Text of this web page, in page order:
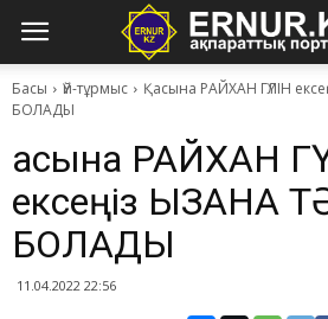
Басы Үй-тұрмыс
Қасына РАЙХАН ГҮЛІН
БОЛАДЫ
Қасына РАЙХАН
ексеңіз ҚЫЗАНАҚ
БОЛАДЫ
11.04.2022 22:56